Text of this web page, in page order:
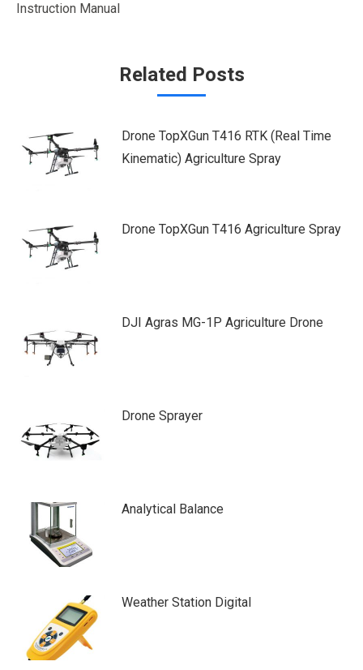
Instruction Manual
Related Posts
Drone TopXGun T416 RTK (Real Time
Kinematic) Agriculture Spray
Drone TopXGun T416 Agriculture Spray
DJI Agras MG-1P Agriculture Drone
Drone Sprayer
Analytical Balance
Weather Station Digital